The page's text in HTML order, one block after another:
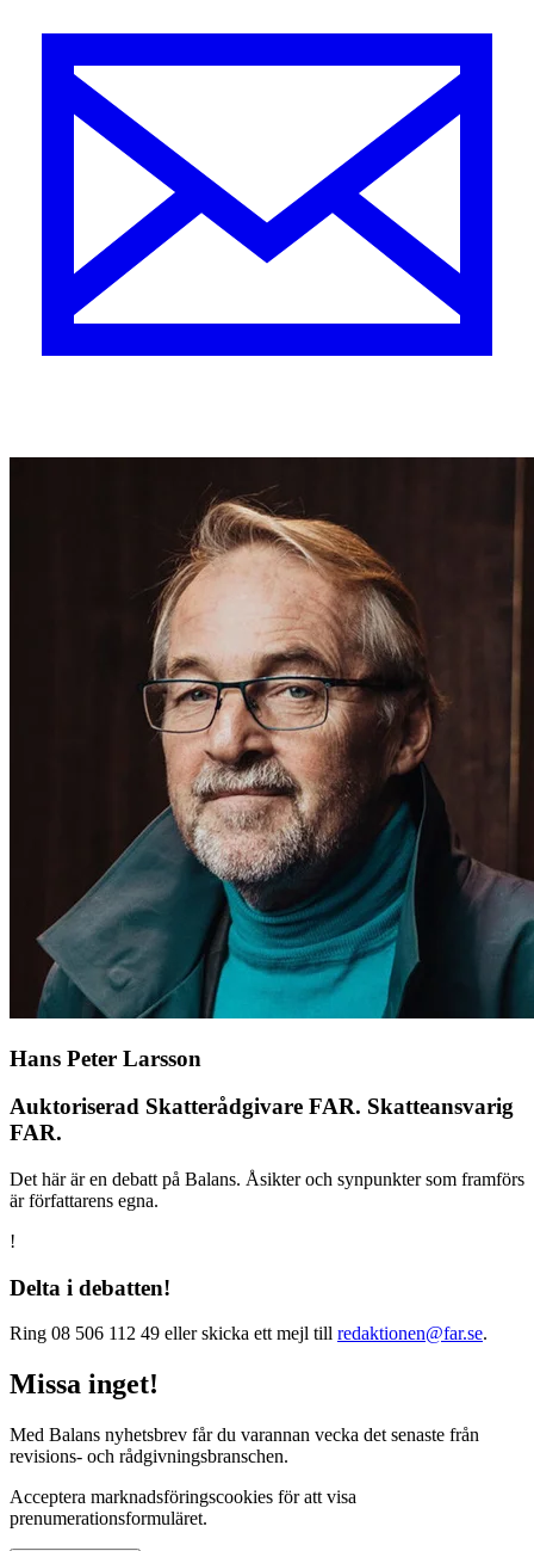
Hans Peter Larsson
Auktoriserad Skatterådgivare FAR. Skatteansvarig
FAR.
Det här är en debatt på Balans. Åsikter och synpunkter som framförs
är författarens egna.
!
Delta i debatten!
Ring 08 506 112 49 eller skicka ett mejl till redaktionen@far.se.
Missa inget!
Med Balans nyhetsbrev får du varannan vecka det senaste från
revisions- och rådgivningsbranschen.
Acceptera marknadsföringscookies för att visa
prenumerationsformuläret.